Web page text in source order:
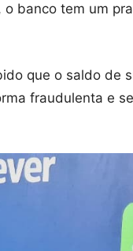
banco tem um
que o saldo de
fraudulenta e